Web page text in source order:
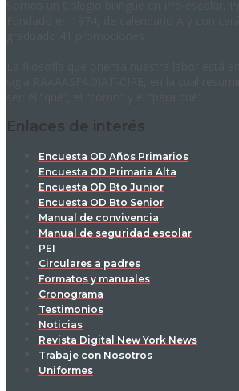
Enlaces de interés
Encuesta OD Años Primarios
Encuesta OD Primaria Alta
Encuesta OD Bto Junior
Encuesta OD Bto Senior
Manual de convivencia
Manual de seguridad escolar
PEI
Circulares a padres
Formatos y manuales
Cronograma
Testimonios
Noticias
Revista Digital New York News
Trabaje con Nosotros
Uniformes